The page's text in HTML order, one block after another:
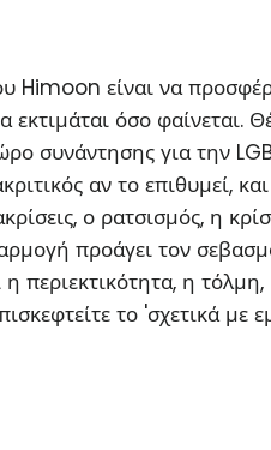
Himoon είναι να
εκτιμάται όσο
συνάντησης για την
αν το επιθυμεί,
ο ρατσισμός, η
προάγει τον
η περιεκτικότητα, η
το 'σχετικά με